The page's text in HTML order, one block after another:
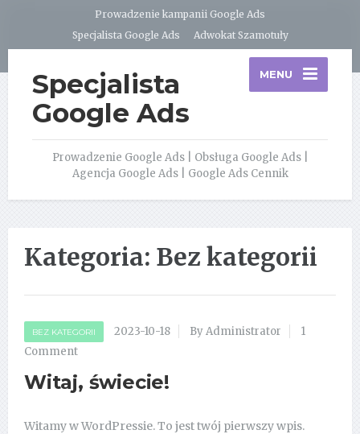
Prowadzenie kampanii Google Ads
Specjalista Google Ads
Adwokat Szamotuły
Specjalista
Google Ads
MENU
Prowadzenie Google Ads | Obsługa Google Ads |
Agencja Google Ads | Google Ads Cennik
Kategoria: Bez kategorii
BEZ KATEGORII 2023-10-18 By Administrator
1
Comment
Witaj, świecie!
Witamy w WordPressie. To jest twój pierwszy wpis.